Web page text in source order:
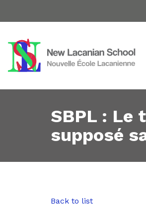
SBPL : Le
supposé
Back to list